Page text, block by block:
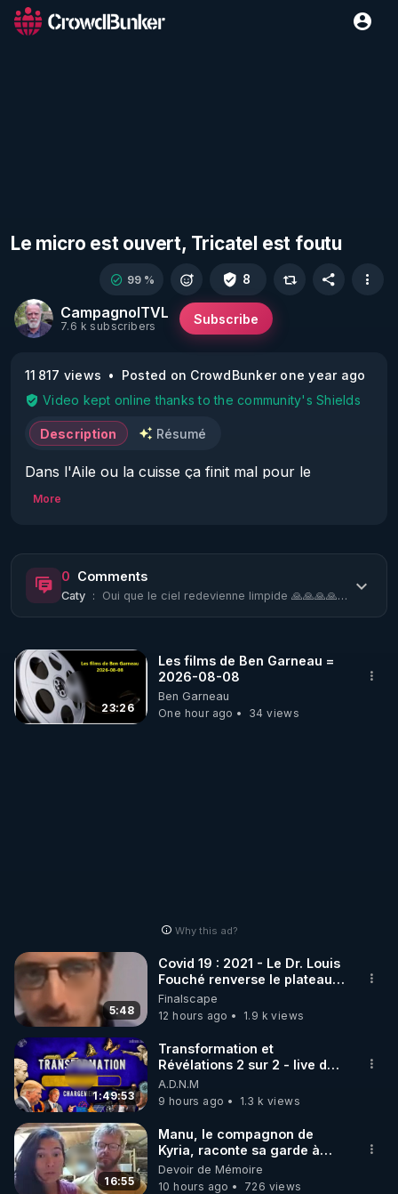
Le micro est ouvert, Tricatel est foutu
CampagnolTVL
7.6 k subscribers Subscribe
99 % 8
11 817 views
Posted on CrowdBunker one year ago
Video kept online thanks to the community's Shields
Description Résumé
Dans l'Aile ou la cuisse ça finit mal pour le
méchant du film et là Macron a trouvé sa vocation
More
0 Comments
Caty : Oui que le ciel redevienne limpide 🙏🙏🙏🙏🙏🙏🙏🙏🙏🙏🙏🙏👍👍👍👍👍👍👍👍👍
23:26
Les films de Ben Garneau =
2026-08-08
Ben Garneau
One hour ago
34 views
Why this ad?
5:48
Covid 19 : 2021 - Le Dr. Louis
Fouché renverse le plateau
de CNews !
Finalscape
12 hours ago
1.9 k views
1:49:53
Transformation et
Révélations 2 sur 2 - live du
07/08/26
A.D.N.M
9 hours ago
1.3 k views
16:55
Manu, le compagnon de
Kyria, raconte sa garde à
vue musclée. PARTAGEZ!
Devoir de Mémoire
10 hours ago
726 views